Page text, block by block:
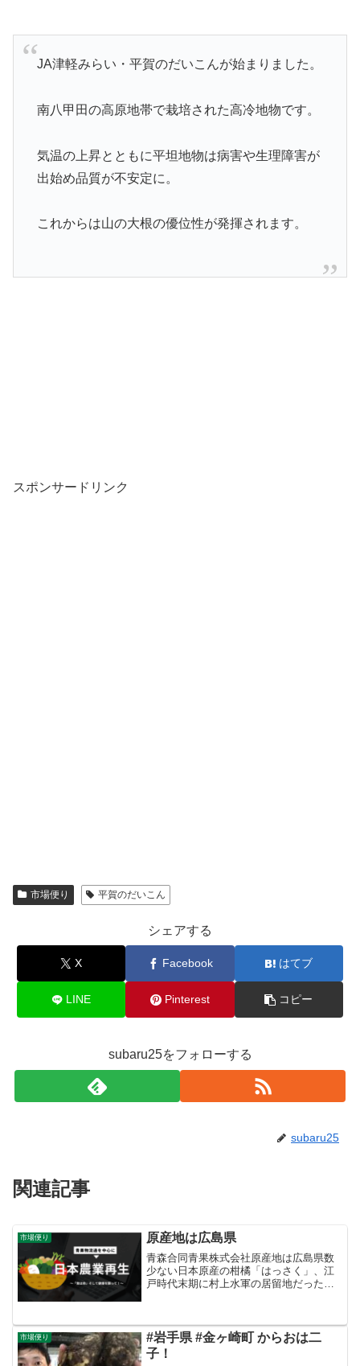
JA津軽みらい・平賀のだいこんが始まりました。
南八甲田の高原地帯で栽培された高冷地物です。
気温の上昇とともに平坦地物は病害や生理障害が
出始め品質が不安定に。
これからは山の大根の優位性が発揮されます。
スポンサードリンク
市場便り 平賀のだいこん
シェアする
X Facebook はてブ
LINE Pinterest コピー
subaru25をフォローする
subaru25
関連記事
市場便り 原産地は広島県
青森合同青果株式会社原産地は広島県数
少ない日本原産の柑橘「はっさく」、江
戸時代末期に村上水軍の居留地だった広
われています。しまなみ海道...
市場便り
#岩手県 #金ヶ崎町 からおは二
子！